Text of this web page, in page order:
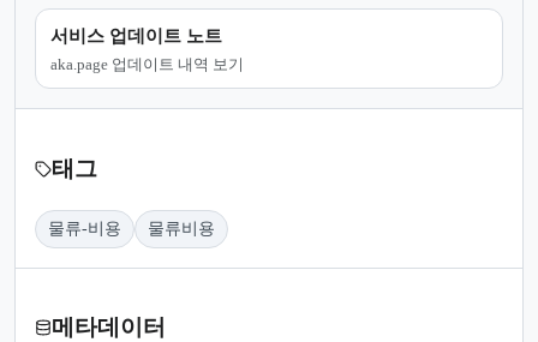
서비스 업데이트 노트
aka.page 업데이트 내역 보기
태그
물류-비용 물류비용
메타데이터